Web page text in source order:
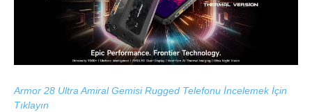
Armor 28 Ultra Amiral Gemisi Rugged Telefonu İncelemek İçin
Tıklayın